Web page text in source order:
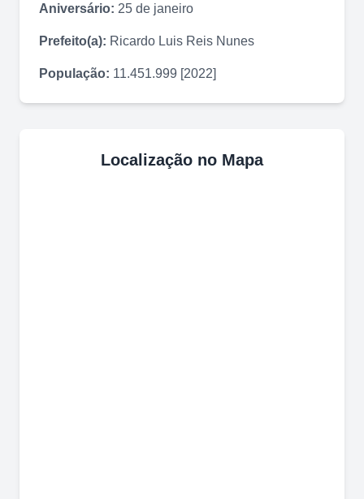
Aniversário: 25 de janeiro
Prefeito(a): Ricardo Luis Reis Nunes
População: 11.451.999 [2022]
Localização no Mapa